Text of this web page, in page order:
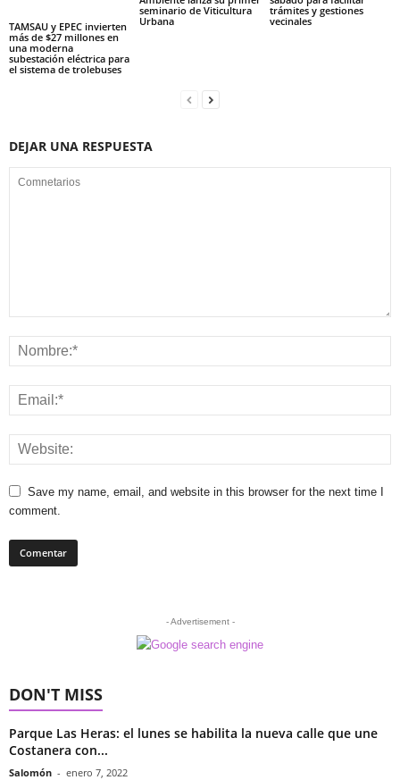
TAMSAU y EPEC invierten
más de $27 millones en
una moderna
subestación eléctrica para
el sistema de trolebuses
seminario de Viticultura
Urbana
trámites y gestiones
vecinales
DEJAR UNA RESPUESTA
Save my name, email, and website in this browser for the next time I
comment.
- Advertisement -
DON'T MISS
Parque Las Heras: el lunes se habilita la nueva calle que une
Costanera con...
Salomón - enero 7, 2022